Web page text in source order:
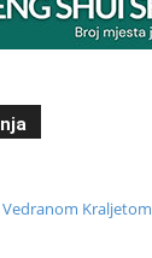
Vedranom Kraljetom